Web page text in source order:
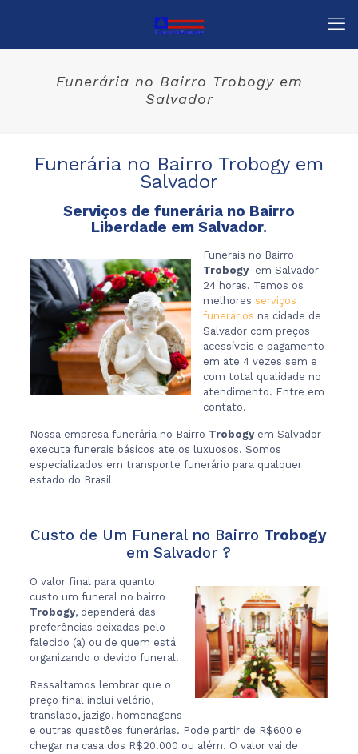
Funerária no Bairro Trobogy em
Salvador
Funerária no Bairro Trobogy em
Salvador
Serviços de funerária no Bairro
Liberdade em Salvador.
Funerais no Bairro
Trobogyem Salvador
24 horas. Temos os
melhores serviços
funerários na cidade de
Salvador com preços
acessíveis e pagamento
em ate 4 vezes sem e
com total qualidade no
atendimento. Entre em
contato.
Nossa empresa funerária no Bairro Trobogyem Salvador
executa funerais básicos ate os luxuosos. Somos
especializados em transporte funerário para qualquer
estado do Brasil
Custo de Um Funeral no Bairro Trobogy
em Salvador ?
O valor final para quanto
custo um funeral no bairro
Trobogy, dependerá das
preferências deixadas pelo
falecido (a) ou de quem está
organizando o devido funeral.
Ressaltamos lembrar que o
preço final inclui velório,
translado, jazigo, homenagens
e outras questões funerárias. Pode partir de R$600 e
chegar na casa dos R$20.000 ou além. O valor vai de